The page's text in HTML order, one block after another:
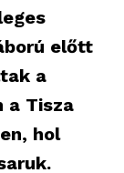
előtt
a
a Tisza
hol